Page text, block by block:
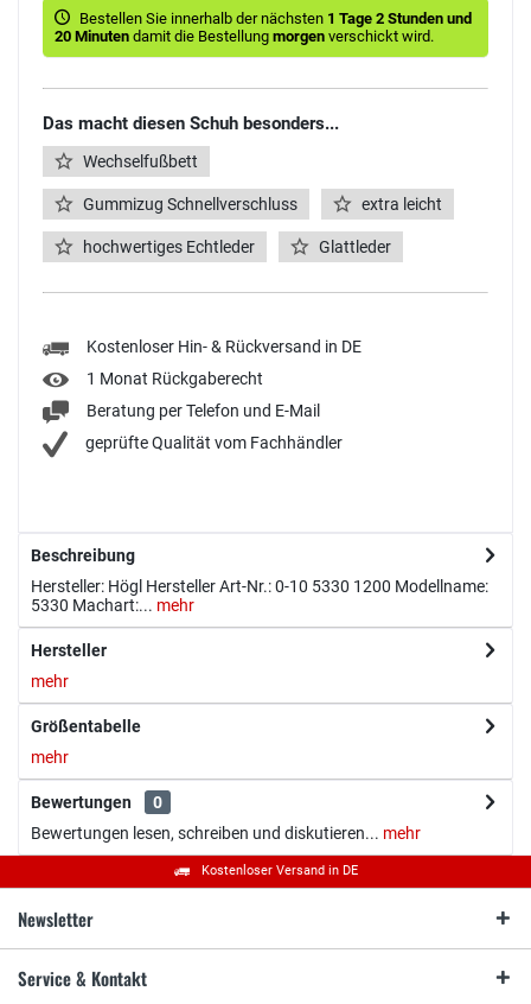
Bestellen Sie innerhalb der nächsten 1 Tage 2 Stunden und
20 Minuten damit die Bestellung morgen verschickt wird.
Das macht diesen Schuh besonders...
Wechselfußbett
Gummizug Schnellverschluss extra leicht
hochwertiges Echtleder Glattleder
Kostenloser Hin- & Rückversand in DE
1 Monat Rückgaberecht
Beratung per Telefon und E-Mail
geprüfte Qualität vom Fachhändler
Beschreibung
Hersteller: Högl Hersteller Art-Nr.: 0-10 5330 1200 Modellname:
5330 Machart:... mehr
Hersteller
mehr
Größentabelle
mehr
Bewertungen
0
Bewertungen lesen, schreiben und diskutieren... mehr
Kostenloser Versand in DE
Newsletter
Service & Kontakt